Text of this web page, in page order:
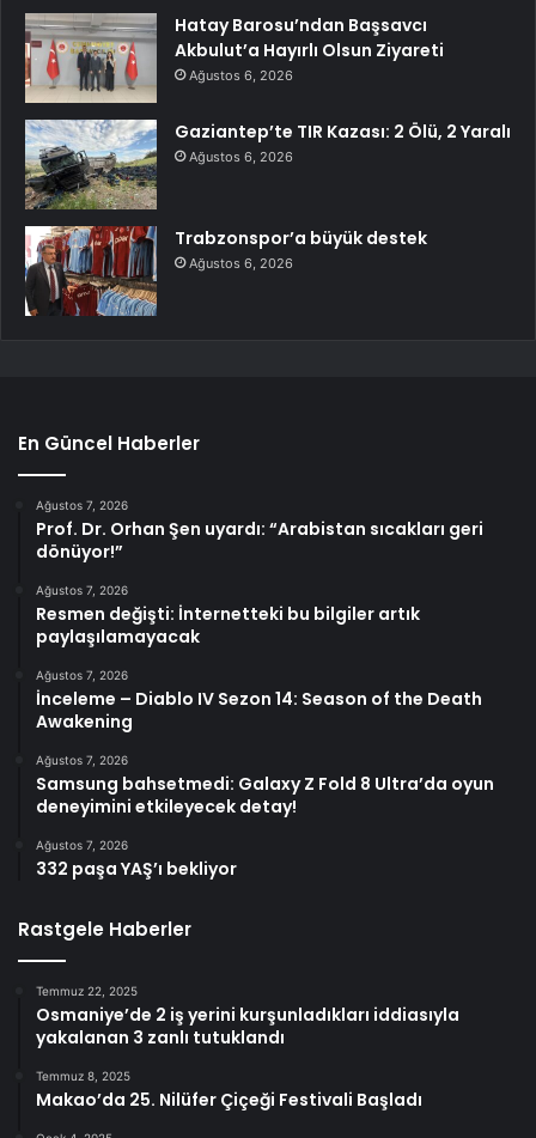
Hatay Barosu’ndan Başsavcı
Akbulut’a Hayırlı Olsun Ziyareti
Ağustos 6, 2026
Gaziantep’te TIR Kazası: 2 Ölü, 2 Yaralı
Ağustos 6, 2026
Trabzonspor’a büyük destek
Ağustos 6, 2026
En Güncel Haberler
Ağustos 7, 2026
Prof. Dr. Orhan Şen uyardı: “Arabistan sıcakları geri
dönüyor!”
Ağustos 7, 2026
Resmen değişti: İnternetteki bu bilgiler artık
paylaşılamayacak
Ağustos 7, 2026
İnceleme – Diablo IV Sezon 14: Season of the Death
Awakening
Ağustos 7, 2026
Samsung bahsetmedi: Galaxy Z Fold 8 Ultra’da oyun
deneyimini etkileyecek detay!
Ağustos 7, 2026
332 paşa YAŞ’ı bekliyor
Rastgele Haberler
Temmuz 22, 2025
Osmaniye’de 2 iş yerini kurşunladıkları iddiasıyla
yakalanan 3 zanlı tutuklandı
Temmuz 8, 2025
Makao’da 25. Nilüfer Çiçeği Festivali Başladı